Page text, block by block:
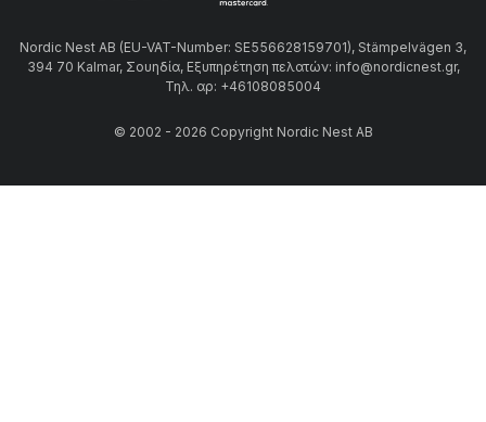
Nordic Nest AB (EU-VAT-Number: SE556628159701), Stämpelvägen 3,
394 70 Kalmar, Σουηδία, Εξυπηρέτηση πελατών: info@nordicnest.gr,
Τηλ. αρ: +46108085004
© 2002 - 2026 Copyright Nordic Nest AB